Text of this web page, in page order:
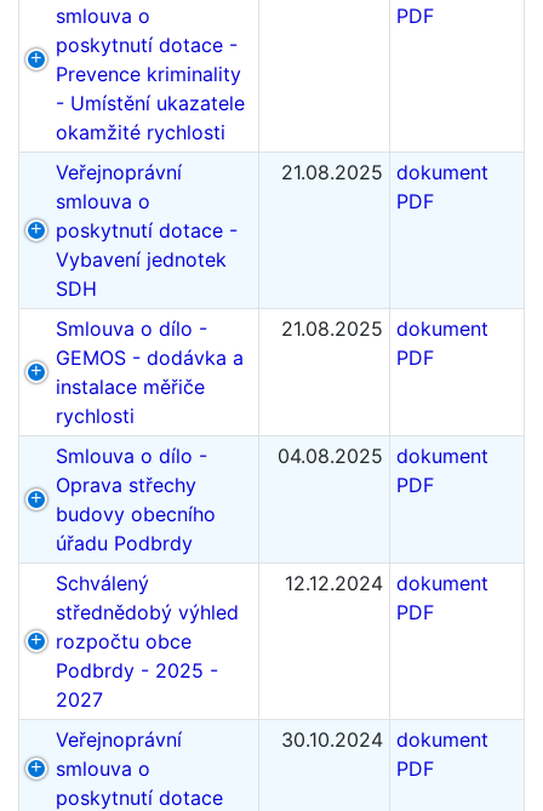
smlouva o
poskytnutí dotace -
Prevence kriminality
- Umístění ukazatele
okamžité rychlosti
PDF
Veřejnoprávní
smlouva o
poskytnutí dotace -
Vybavení jednotek
SDH
21.08.2025 dokument
PDF
Smlouva o dílo -
GEMOS - dodávka a
instalace měřiče
rychlosti
21.08.2025 dokument
PDF
Smlouva o dílo -
Oprava střechy
budovy obecního
úřadu Podbrdy
04.08.2025 dokument
PDF
Schválený
střednědobý výhled
rozpočtu obce
Podbrdy - 2025 -
2027
12.12.2024 dokument
PDF
Veřejnoprávní
smlouva o
poskytnutí dotace
30.10.2024 dokument
PDF